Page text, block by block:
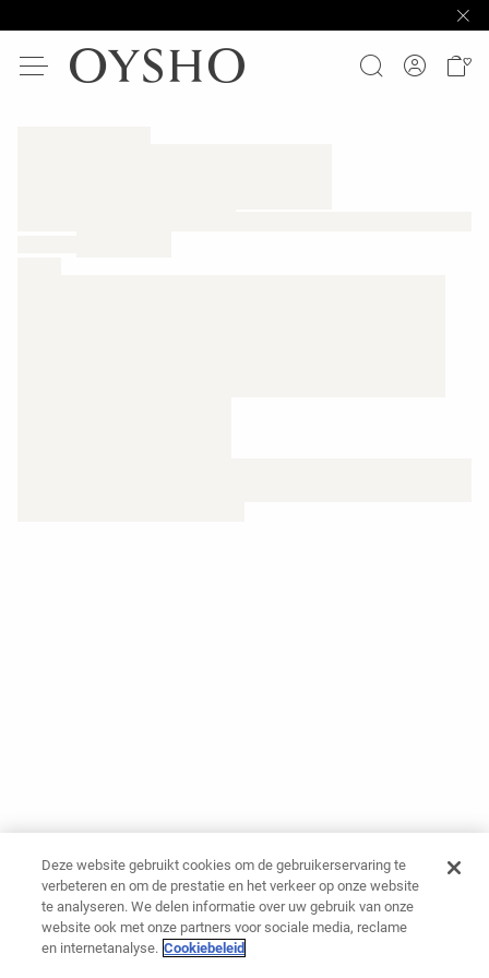
Deze website gebruikt cookies om de gebruikerservaring te
verbeteren en om de prestatie en het verkeer op onze website
te analyseren. We delen informatie over uw gebruik van onze
website ook met onze partners voor sociale media, reclame
en internetanalyse. Cookiebeleid